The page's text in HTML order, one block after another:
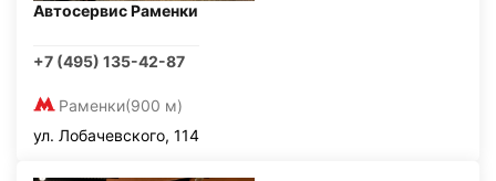
Автосервис Раменки
+7 (495) 135-42-87
Раменки(900 м)
ул. Лобачевского, 114